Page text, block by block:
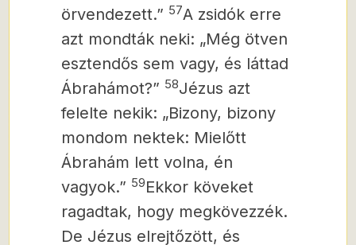
örvendezett.” 57A zsidók erre
azt mondták neki: „Még ötven
esztendős sem vagy, és láttad
Ábrahámot?” 58Jézus azt
felelte nekik: „Bizony, bizony
mondom nektek: Mielőtt
Ábrahám lett volna, én
vagyok.” 59Ekkor köveket
ragadtak, hogy megkövezzék.
De Jézus elrejtőzött, és